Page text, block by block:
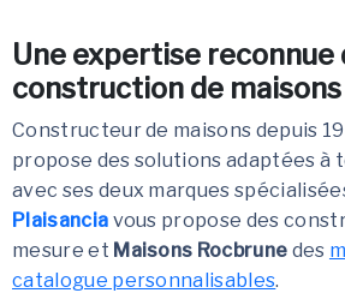
Une expertise reconnue
construction de
Constructeur de maisons depuis
propose des solutions adaptées à
avec ses deux marques
Plaisancia vous propose des
mesure et Maisons Rocbrune des
catalogue personnalisables.